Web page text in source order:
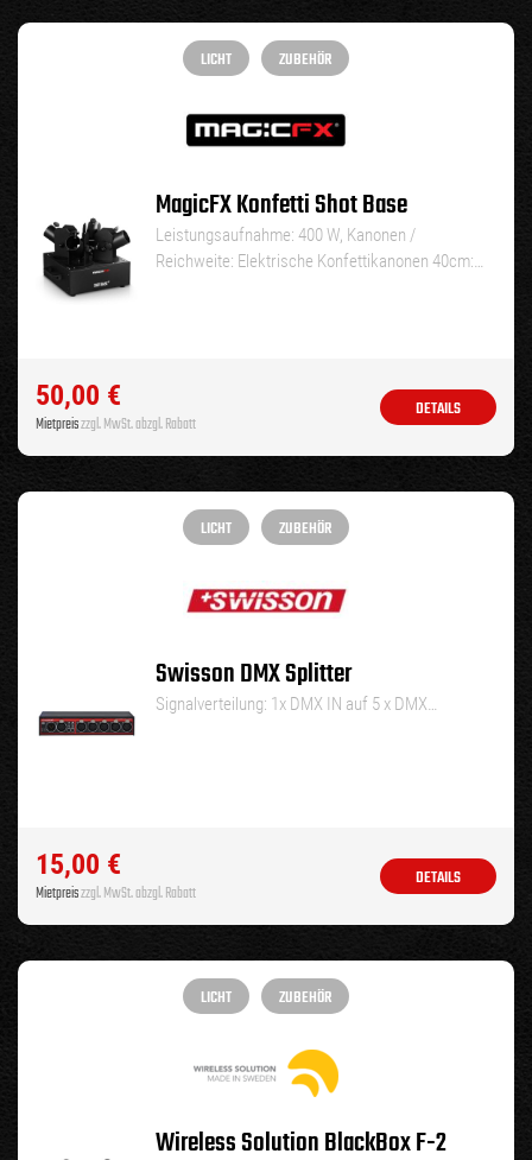
LICHT ZUBEHÖR
MagicFX Konfetti Shot Base
Leistungsaufnahme: 400 W, Kanonen /
Reichweite: Elektrische Konfettikanonen 40cm:…
50,00 €
Mietpreiszzgl. MwSt. abzgl. Rabatt
DETAILS
LICHT ZUBEHÖR
Swisson DMX Splitter
Signalverteilung: 1x DMX IN auf 5 x DMX…
15,00 €
Mietpreiszzgl. MwSt. abzgl. Rabatt
DETAILS
LICHT ZUBEHÖR
Wireless Solution BlackBox F-2